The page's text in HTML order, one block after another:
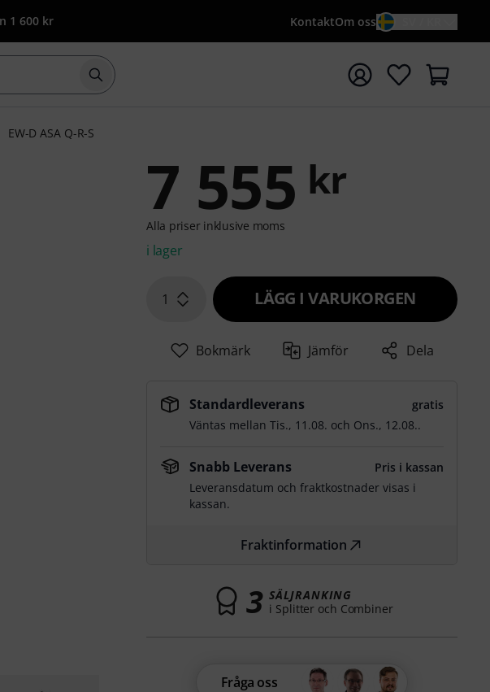
1 600 kr KontaktOm oss
Börja sökningen med söktermen {searchTerm}
EW-D ASA Q-R-S
7 555 kr
Alla priser inklusive moms
i lager
1 LÄGG I VARUKORGEN
Bokmärk Jämför Dela
Standardleverans
gratis
Väntas mellanTis., 11.08. och Ons., 12.08..
Snabb Leverans
Pris i kassan
Leveransdatum och fraktkostnader visas i
kassan.
Fraktinformation
3 SÄLJRANKING
i Splitter och Combiner
Fråga oss